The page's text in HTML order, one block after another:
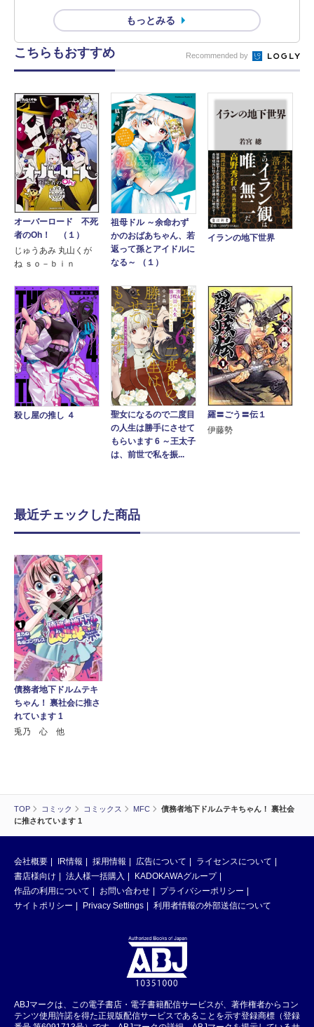
TOP コミック コミックス MFC
債務者地下ドルムテキちゃん！ 裏社会
に推されています 1
もっとみる
こちらもおすすめ Recommended by
オーバーロード 不死
者のOh！ （１）
じゅうあみ 丸山くが
ね ｓｏ－ｂｉｎ
祖母ドル ～余命わず
かのおばあちゃん、若
返って孫とアイドルに
なる～ （１）
イランの地下世界
殺し屋の推し ４
聖女になるので二度目
の人生は勝手にさせて
もらいます 6 ～王太子
は、前世で私を振...
羅〓ごう〓伝１
伊藤勢
最近チェックした商品
債務者地下ドルムテキ
ちゃん！ 裏社会に推さ
れています 1
兎乃 心 他
会社概要 IR情報 採用情報 広告について
ライセンスについて
書店様向け
法人様一括購入
KADOKAWAグループ
作品の利用について
お問い合わせ
プライバシーポリシー
サイトポリシー
Privacy Settings 利用者情報の外部送信について
ABJマークは、この電子書店・電子書籍配信サービスが、著作権者からコン
テンツ使用許諾を得た正規版配信サービスであることを示す登録商標（登録